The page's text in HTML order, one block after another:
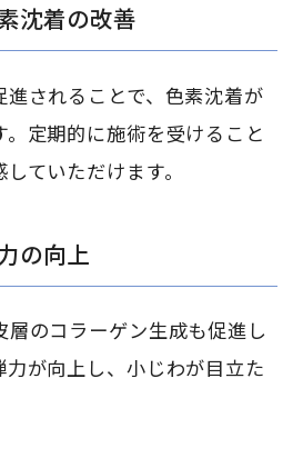
沈着の改善
されることで、色素沈着が
定期的に施術を受けること
ていただけます。
の向上
層のコラーゲン生成も促進し
力が向上し、小じわが目立た